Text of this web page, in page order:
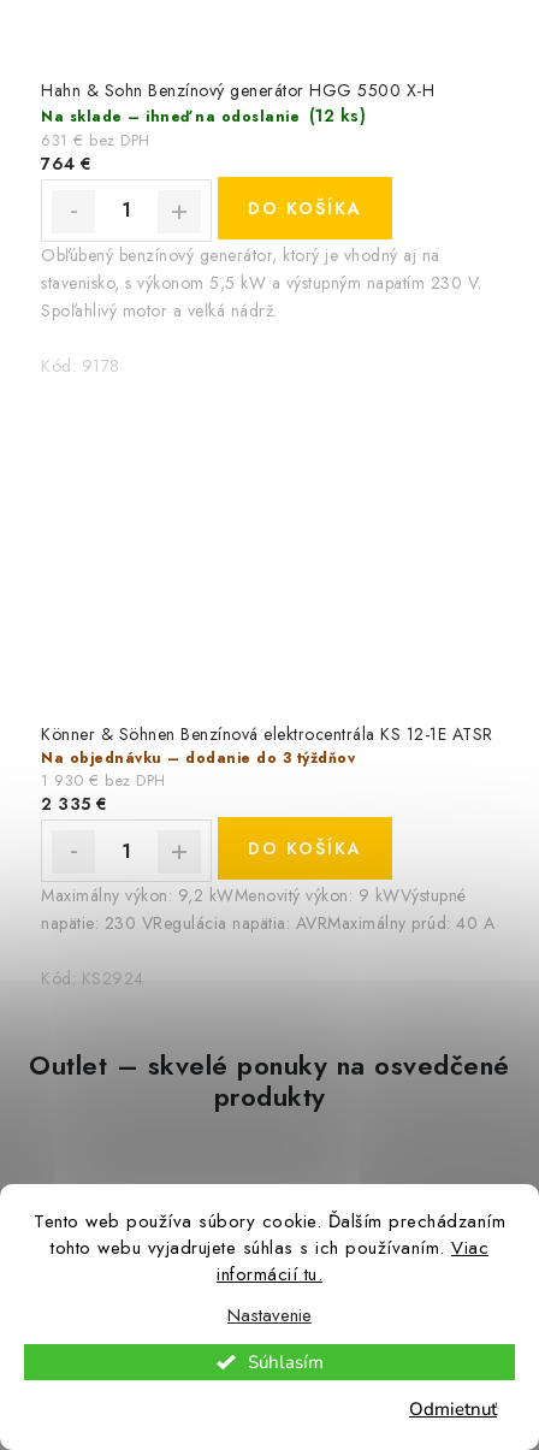
Tento web používa súbory cookie. Ďalším prechádzaním
tohto webu vyjadrujete súhlas s ich používaním. Viac
informácií tu.
Nastavenie
Odmietnuť
Súhlasím
Hahn & Sohn Benzínový generátor HGG 5500 X-H
Na sklade – ihneď na odoslanie (12 ks)
631 € bez DPH
764 €
DO KOŠÍKA
Obľúbený benzínový generátor, ktorý je vhodný aj na
stavenisko, s výkonom 5,5 kW a výstupným napätím 230 V.
Spoľahlivý motor a veľká nádrž.
Kód: 9178
Könner & Söhnen Benzínová elektrocentrála KS 12-1E ATSR
Na objednávku – dodanie do 3 týždňov
1 930 € bez DPH
2 335 €
DO KOŠÍKA
Maximálny výkon: 9,2 kWMenovitý výkon: 9 kWVýstupné
napätie: 230 VRegulácia napätia: AVRMaximálny prúd: 40 A
Kód: KS2924
Outlet – skvelé ponuky na osvedčené
produkty